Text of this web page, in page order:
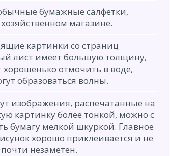
бумажные салфетки,
магазине.
картинки со страниц
лист имеет большую толщину,
хорошенько отмочить в воде,
образоваться волны.
изображения, распечатанные на
картинку более тонкой, можно с
бумагу мелкой шкуркой. Главное
хорошо приклеивается и не
незаметен.